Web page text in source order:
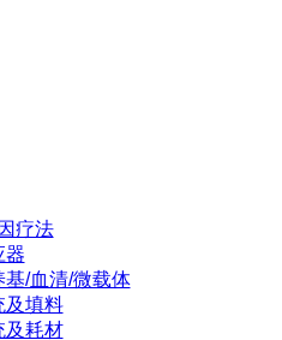
疗法
器
基/血清/微载体
及填料
及耗材